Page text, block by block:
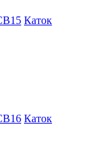
Каток
Каток